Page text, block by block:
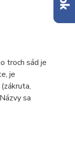
troch sád je
je
sa